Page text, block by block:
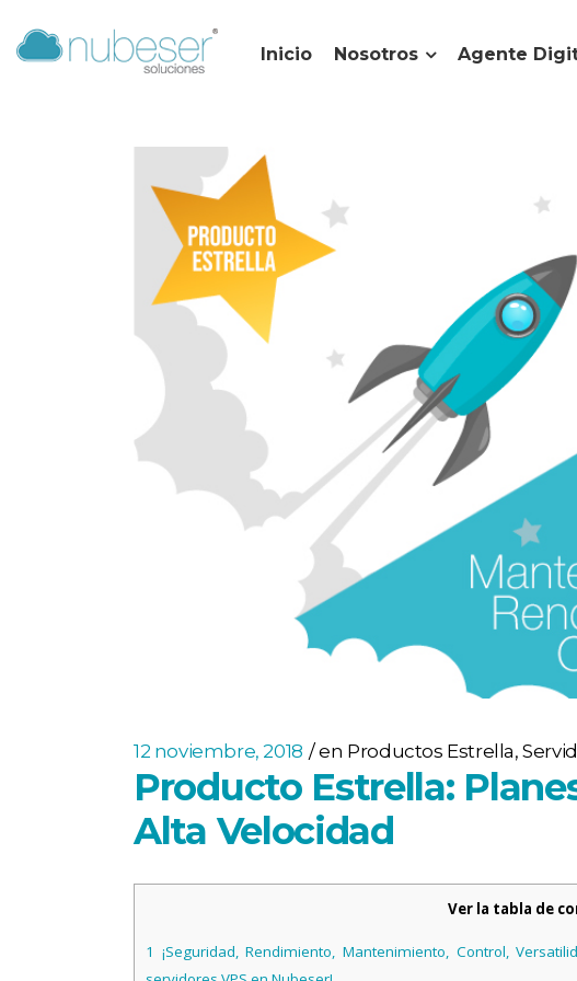
Inicio Nosotros Agente
12 noviembre, 2018 en Productos Estrella,
Producto Estrella:
Alta Velocidad
Ver la tabla de
1 ¡Seguridad, Rendimiento, Mantenimiento, Control,